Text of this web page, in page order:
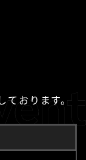
おります。